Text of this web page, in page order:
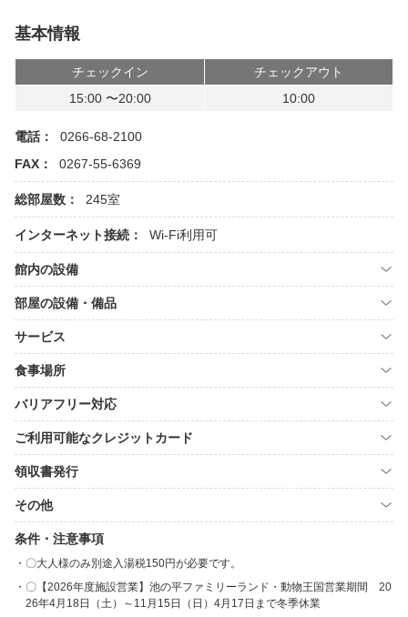
基本情報
チェックイン
チェックアウト
15:00 〜20:00
10:00
電話：
0266-68-2100
FAX：
0267-55-6369
総部屋数： 245室
インターネット接続： Wi-Fi利用可
館内の設備
部屋の設備・備品
サービス
食事場所
バリアフリー対応
ご利用可能なクレジットカード
領収書発行
その他
条件・注意事項
〇大人様のみ別途入湯税150円が必要です。
〇【2026年度施設営業】池の平ファミリーランド・動物王国営業期間 20
26年4月18日（土）～11月15日（日）4月17日まで冬季休業